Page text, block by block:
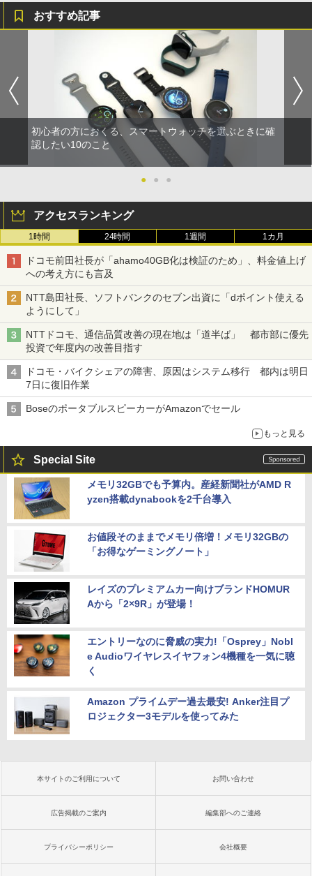
おすすめ記事
初心者の方におくる、スマートウォッチを選ぶときに確
認したい10のこと
● ● ●
アクセスランキング
1時間 24時間 1週間 1カ月
ドコモ前田社長が「ahamo40GB化は検証のため」、料金値上げ
への考え方にも言及
NTT島田社長、ソフトバンクのセブン出資に「dポイント使える
ようにして」
NTTドコモ、通信品質改善の現在地は「道半ば」 都市部に優先
投資で年度内の改善目指す
ドコモ・バイクシェアの障害、原因はシステム移行 都内は明日
7日に復旧作業
BoseのポータブルスピーカーがAmazonでセール
もっと見る
Special Site
メモリ32GBでも予算内。産経新聞社がAMD R
yzen搭載dynabookを2千台導入
お値段そのままでメモリ倍増！メモリ32GBの
「お得なゲーミングノート」
レイズのプレミアムカー向けブランドHOMUR
Aから「2×9R」が登場！
エントリーなのに脅威の実力!「Osprey」Nobl
e Audioワイヤレスイヤフォン4機種を一気に聴
く
Amazon プライムデー過去最安! Anker注目プ
ロジェクター3モデルを使ってみた
本サイトのご利用について お問い合わせ
広告掲載のご案内 編集部へのご連絡
プライバシーポリシー 会社概要